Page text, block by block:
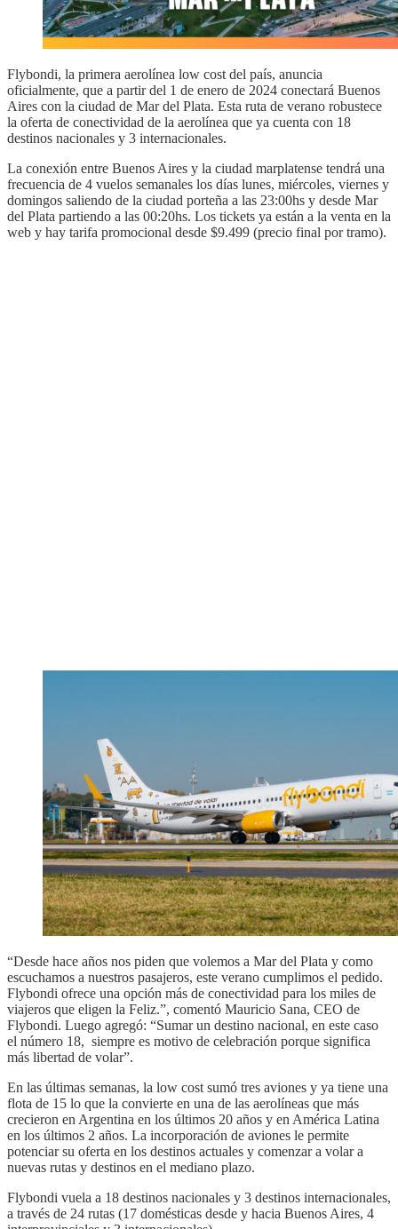
Flybondi, la primera aerolínea low cost del país, anuncia
oficialmente, que a partir del 1 de enero de 2024 conectará Buenos
Aires con la ciudad de Mar del Plata. Esta ruta de verano robustece
la oferta de conectividad de la aerolínea que ya cuenta con 18
destinos nacionales y 3 internacionales.
La conexión entre Buenos Aires y la ciudad marplatense tendrá una
frecuencia de 4 vuelos semanales los días lunes, miércoles, viernes y
domingos saliendo de la ciudad porteña a las 23:00hs y desde Mar
del Plata partiendo a las 00:20hs. Los tickets ya están a la venta en la
web y hay tarifa promocional desde $9.499 (precio final por tramo).
“Desde hace años nos piden que volemos a Mar del Plata y como
escuchamos a nuestros pasajeros, este verano cumplimos el pedido.
Flybondi ofrece una opción más de conectividad para los miles de
viajeros que eligen la Feliz.”, comentó Mauricio Sana, CEO de
Flybondi. Luego agregó: “Sumar un destino nacional, en este caso
el número 18, siempre es motivo de celebración porque significa
más libertad de volar”.
En las últimas semanas, la low cost sumó tres aviones y ya tiene una
flota de 15 lo que la convierte en una de las aerolíneas que más
crecieron en Argentina en los últimos 20 años y en América Latina
en los últimos 2 años. La incorporación de aviones le permite
potenciar su oferta en los destinos actuales y comenzar a volar a
nuevas rutas y destinos en el mediano plazo.
Flybondi vuela a 18 destinos nacionales y 3 destinos internacionales,
a través de 24 rutas (17 domésticas desde y hacia Buenos Aires, 4